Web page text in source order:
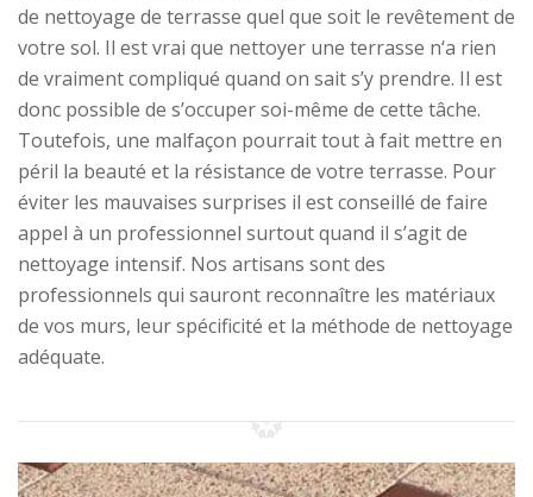
de nettoyage de terrasse quel que soit le revêtement de
votre sol. Il est vrai que nettoyer une terrasse n‘a rien
de vraiment compliqué quand on sait s’y prendre. Il est
donc possible de s’occuper soi-même de cette tâche.
Toutefois, une malfaçon pourrait tout à fait mettre en
péril la beauté et la résistance de votre terrasse. Pour
éviter les mauvaises surprises il est conseillé de faire
appel à un professionnel surtout quand il s’agit de
nettoyage intensif. Nos artisans sont des
professionnels qui sauront reconnaître les matériaux
de vos murs, leur spécificité et la méthode de nettoyage
adéquate.